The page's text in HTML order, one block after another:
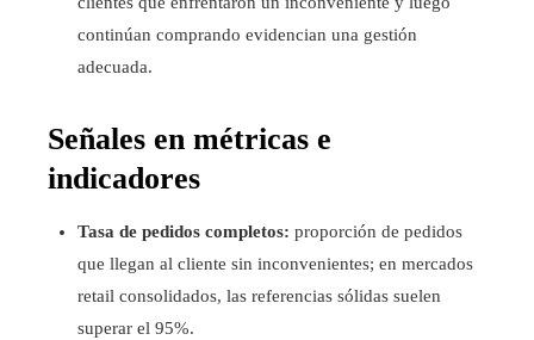
continúan comprando evidencian una gestión
adecuada.
Señales en métricas e
indicadores
Tasa de pedidos completos: proporción de pedidos
que llegan al cliente sin inconvenientes; en mercados
retail consolidados, las referencias sólidas suelen
superar el 95%.